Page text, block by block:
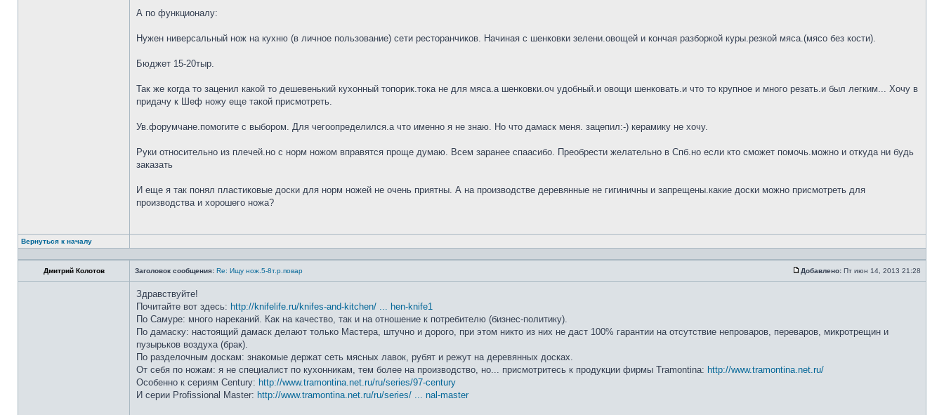
А по функционалу:
Нужен ниверсальный нож на кухню (в личное пользование) сети ресторанчиков. Начиная с шенковки зелени.овощей и кончая разборкой куры.резкой мяса.(мясо без кости).
Бюджет 15-20тыр.
Так же когда то заценил какой то дешевенький кухонный топорик.тока не для мяса.а шенковки.оч удобный.и овощи шенковать.и что то крупное и много резать.и был легким... Хочу в
придачу к Шеф ножу еще такой присмотреть.
Ув.форумчане.помогите с выбором. Для чегоопределился.а что именно я не знаю. Но что дамаск меня. зацепил:-) керамику не хочу.
Руки относительно из плечей.но с норм ножом вправятся проще думаю. Всем заранее спаасибо. Преобрести желательно в Спб.но если кто сможет помочь.можно и откуда ни будь
заказать
И еще я так понял пластиковые доски для норм ножей не очень приятны. А на производстве деревянные не гигиничны и запрещены.какие доски можно присмотреть для
производства и хорошего ножа?
Вернуться к началу
Дмитрий Колотов Заголовок сообщения: Re: Ищу нож.5-8т.р.повар Добавлено: Пт июн 14, 2013 21:28
Здравствуйте!
Почитайте вот здесь: http://knifelife.ru/knifes-and-kitchen/ ... hen-knife1
По Самуре: много нареканий. Как на качество, так и на отношение к потребителю (бизнес-политику).
По дамаску: настоящий дамаск делают только Мастера, штучно и дорого, при этом никто из них не даст 100% гарантии на отсутствие непроваров, переваров, микротрещин и
пузырьков воздуха (брак).
По разделочным доскам: знакомые держат сеть мясных лавок, рубят и режут на деревянных досках.
От себя по ножам: я не специалист по кухонникам, тем более на производство, но... присмотритесь к продукции фирмы Tramontina: http://www.tramontina.net.ru/
Особенно к сериям Century: http://www.tramontina.net.ru/ru/series/97-century
И серии Profissional Master: http://www.tramontina.net.ru/ru/series/ ... nal-master